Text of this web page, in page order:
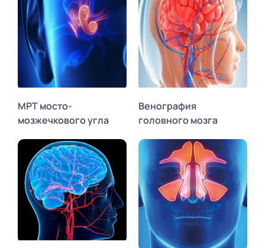
МРТ мосто-
мозжечкового угла
Венография
головного мозга